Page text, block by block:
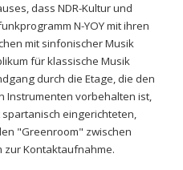
dass NDR-Kultur und
N-YOY mit ihren
mit sinfonischer Musik
für klassische Musik
durch die Etage, die den
Instrumenten vorbehalten ist,
eingerichteten,
"Greenroom" zwischen
zur Kontaktaufnahme.